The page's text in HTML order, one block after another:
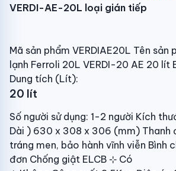
VERDI-AE-20L loại gián tiếp
Mã sản phẩm VERDIAE20L Tên sản
lạnh Ferroli 20L VERDI-20 AE 20 lít
Dung tích (Lít):
20 lít
Số người sử dụng: 1-2 người Kích
Dài ) 630 x 308 x 306 (mm) Thanh
tráng men, bảo hành vĩnh viễn Bình
đơn Chống giật ELCB ⊹ Có